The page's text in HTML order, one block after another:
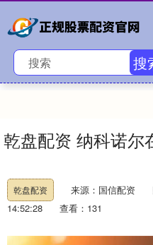
搜
乾盘配资 纳科诺尔
乾盘配资 来源：国信配资
14:52:28
查看：131